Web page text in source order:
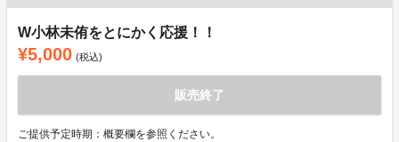
W小林未侑をとにかく応援！！
¥5,000 (税込)
販売終了
ご提供予定時期：概要欄を参照ください。